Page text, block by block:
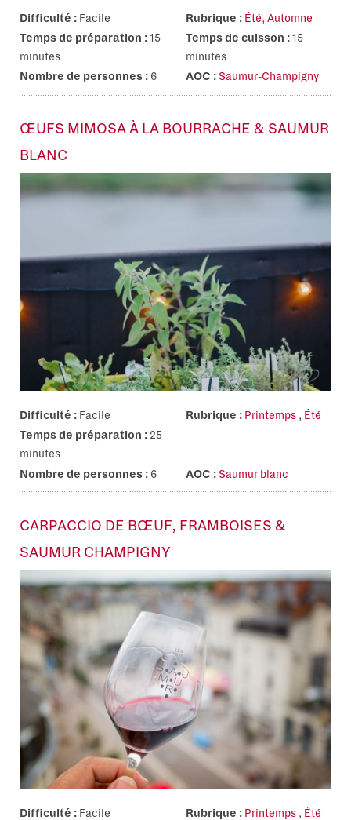
Difficulté : Facile Rubrique : Été, Automne
Temps de préparation : 15
minutes
Temps de cuisson : 15
minutes
Nombre de personnes : 6 AOC : Saumur-Champigny
ŒUFS MIMOSA À LA BOURRACHE & SAUMUR
BLANC
Difficulté : Facile Rubrique : Printemps , Été
Temps de préparation : 25
minutes
Nombre de personnes : 6 AOC : Saumur blanc
CARPACCIO DE BŒUF, FRAMBOISES &
SAUMUR CHAMPIGNY
Difficulté : Facile Rubrique : Printemps , Été